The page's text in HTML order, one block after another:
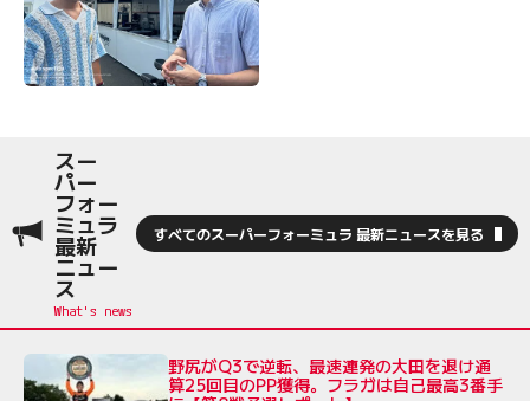
スー
パー
フォー
ミュラ
最新
ニュー
ス
すべてのスーパーフォーミュラ 最新ニュースを見る
野尻がQ3で逆転、最速連発の大田を退け通
算25回目のPP獲得。フラガは自己最高3番手